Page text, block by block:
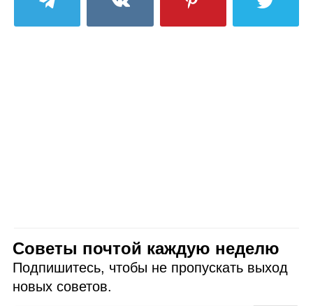
Советы почтой каждую неделю
Подпишитесь, чтобы не пропускать выход
новых советов.